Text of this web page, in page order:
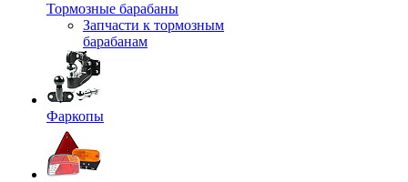
Тормозные барабаны
Запчасти к тормозным
барабанам
Фаркопы